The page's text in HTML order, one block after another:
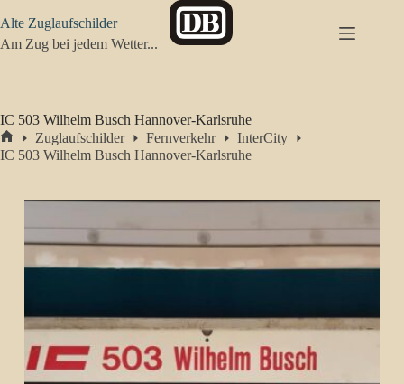
Inhalt
springen
Alte Zuglaufschilder
Am Zug bei jedem Wetter...
IC 503 Wilhelm Busch Hannover-Karlsruhe
Start
Zuglaufschilder Fernverkehr
InterCity
IC 503 Wilhelm Busch Hannover-Karlsruhe